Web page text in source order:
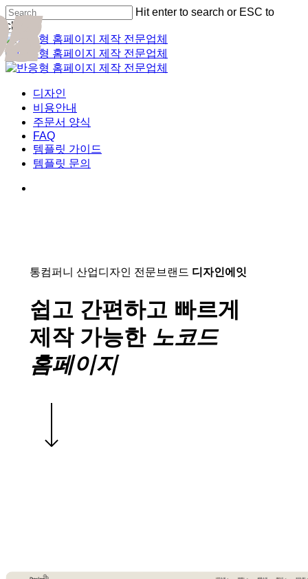
Skip
to
main
content
Hit enter to search or ESC to
close
Close
Search
Menu
디자인
비용안내
주문서 양식
FAQ
템플릿 가이드
템플릿 문의
통컴퍼니 산업디자인 전문브랜드 디자인에잇
쉽고 간편하고 빠르게
제작 가능한 노코드
홈페이지